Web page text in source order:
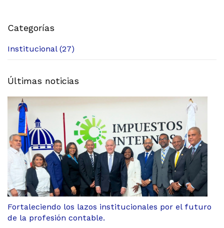
Categorías
Institucional (27)
Últimas noticias
Fortaleciendo los lazos institucionales por el futuro
de la profesión contable.